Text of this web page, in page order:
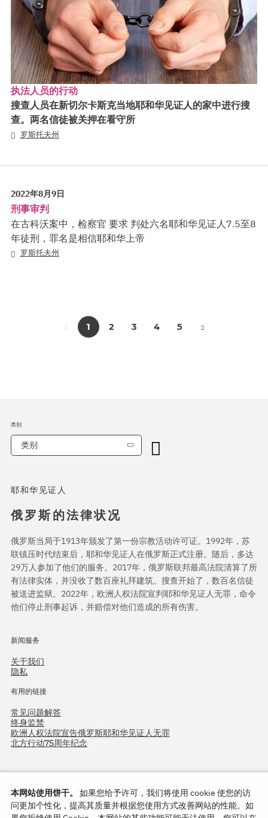
执法人员的行动
搜查人员在新切尔卡斯克当地耶和华见证人的家中进行搜
查。两名信徒被关押在看守所
罗斯托夫州
2022年8月9日
刑事审判
在古科沃案中，检察官 要求 判处六名耶和华见证人7.5至8
年徒刑，罪名是相信耶和华上帝
罗斯托夫州
1 2 3 4 5
耶和华见证人
俄罗斯的法律状况
俄罗斯当局于1913年颁发了第一份宗教活动许可证。1992年，苏
联镇压时代结束后，耶和华见证人在俄罗斯正式注册。随后，多达
29万人参加了他们的服务。2017年，俄罗斯联邦最高法院清算了所
有法律实体，并没收了数百座礼拜建筑。搜查开始了，数百名信徒
被送进监狱。2022年，欧洲人权法院宣判耶和华见证人无罪，命令
他们停止刑事起诉，并赔偿对他们造成的所有伤害。
新闻服务
关于我们
隐私
有用的链接
常见问题解答
终身监禁
欧洲人权法院宣告俄罗斯耶和华见证人无罪
北方行动75周年纪念
类别
类别
本网站使用饼干。
如果您给予许可，我们将使用 cookie 使您的访
问更加个性化，提高其质量并根据您使用方式改善网站的性能。如